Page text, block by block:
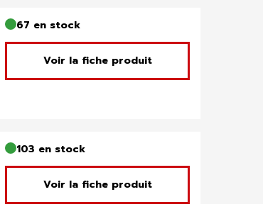
67 en stock
Voir la fiche produit
103 en stock
Voir la fiche produit